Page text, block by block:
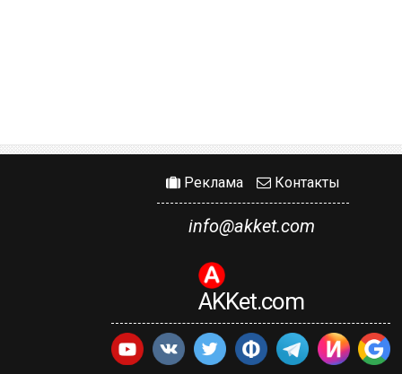
Реклама Контакты
info@akket.com
AKKet.com